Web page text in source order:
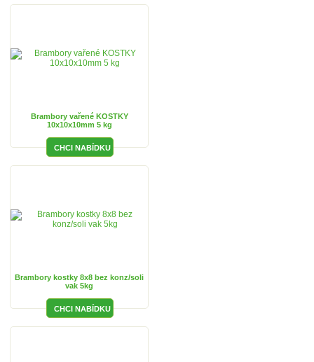
Brambory vařené KOSTKY
10x10x10mm 5 kg
Brambory kostky 8x8 bez konz/soli
vak 5kg